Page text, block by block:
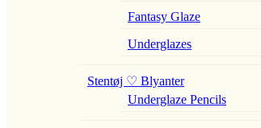
Fantasy Glaze
Underglazes
Stentøj ♡ Blyanter
Underglaze Pencils